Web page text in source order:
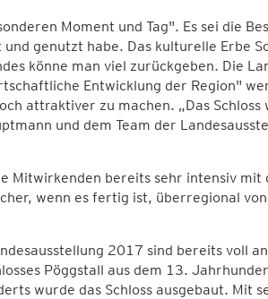
Moment und Tag". Es sei die
genutzt habe. Das kulturelle Erbe
könne man viel zurückgeben. Die
Entwicklung der Region"
attraktiver zu machen. „Das Schloss
und dem Team der
Mitwirkenden bereits sehr intensiv mit
wenn es fertig ist, überregional
2017 sind bereits voll
Pöggstall aus dem 13.
wurde das Schloss ausgebaut. Mit